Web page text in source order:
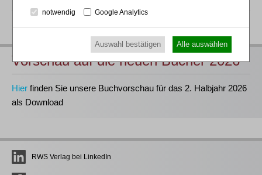
zurück
Vorschau auf die neuen Bücher 2026
Hier finden Sie unsere Buchvorschau für das 2. Halbjahr 2026
als Download
RWS Verlag bei LinkedIn
notwendig Google Analytics
Auswahl bestätigen Alle auswählen